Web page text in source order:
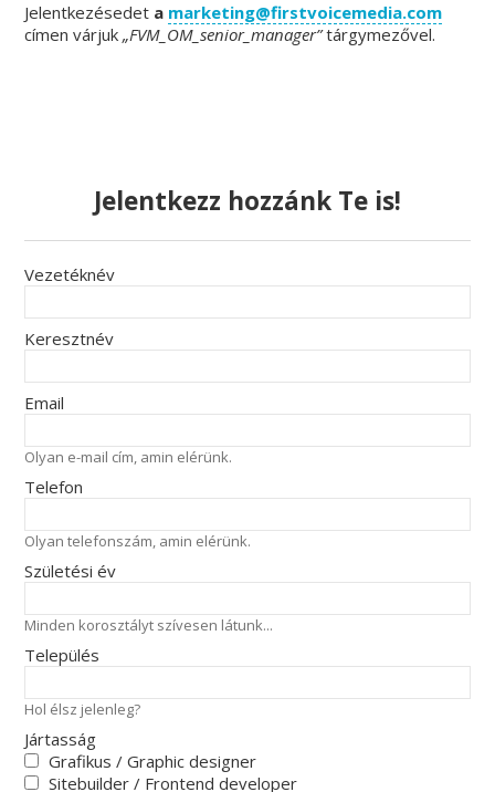
Jelentkezésedet a marketing@firstvoicemedia.com
címen várjuk„FVM_OM_senior_manager”tárgymezővel.
Jelentkezz hozzánk Te is!
Vezetéknév
Keresztnév
Email
Olyan e-mail cím, amin elérünk.
Telefon
Olyan telefonszám, amin elérünk.
Születési év
Minden korosztályt szívesen látunk...
Település
Hol élsz jelenleg?
Jártasság
Grafikus / Graphic designer
Sitebuilder / Frontend developer